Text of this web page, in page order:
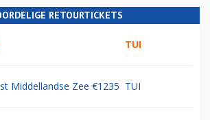
RETOURTICKETS
TUI
Middellandse Zee €1235 TUI